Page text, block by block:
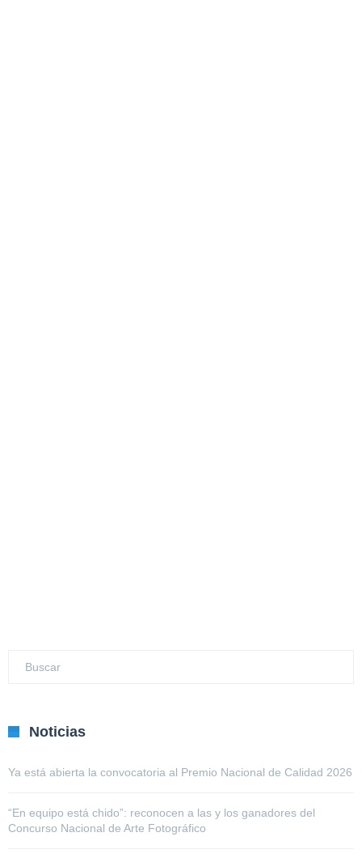
Noticias
Ya está abierta la convocatoria al Premio Nacional de Calidad 2026
“En equipo está chido”: reconocen a las y los ganadores del
Concurso Nacional de Arte Fotográfico